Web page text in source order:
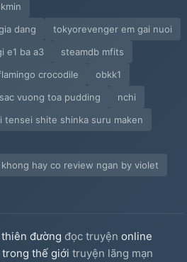
dang
tokyorevenger em gai nuoi
e1 ba a3
steamdb mfits
crocodile
obkk1
vuong toa pudding
nchi
tensei shite shinka suru maken
hay co review ngan by violet
đường đọc truyện online
trong thế giới truyện lãng mạn